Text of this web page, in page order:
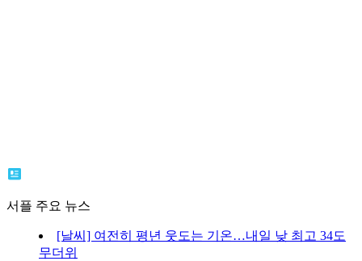
서플 주요 뉴스
[날씨] 여전히 평년 웃도는 기온…내일 낮 최고 34도
무더위